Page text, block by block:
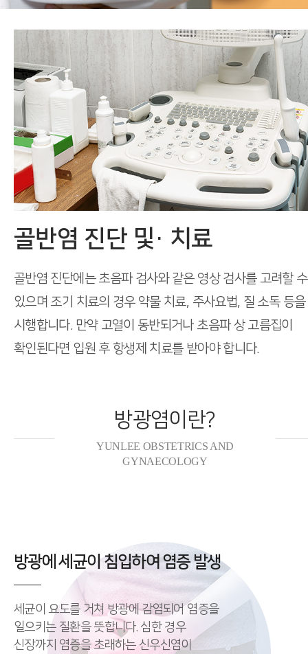
골반염 진단 및· 치료
골반염 진단에는 초음파 검사와 같은 영상 검사를 고려할 수
있으며 조기 치료의 경우 약물 치료, 주사요법, 질 소독 등을
시행합니다. 만약 고열이 동반되거나 초음파 상 고름집이
확인된다면 입원 후 항생제 치료를 받아야 합니다.
방광염이란?
YUNLEE OBSTETRICS AND
GYNAECOLOGY
방광에 세균이 침입하여 염증 발생
세균이 요도를 거쳐 방광에 감염되어 염증을
일으키는 질환을 뜻합니다. 심한 경우
신장까지 염증을 초래하는 신우신염이